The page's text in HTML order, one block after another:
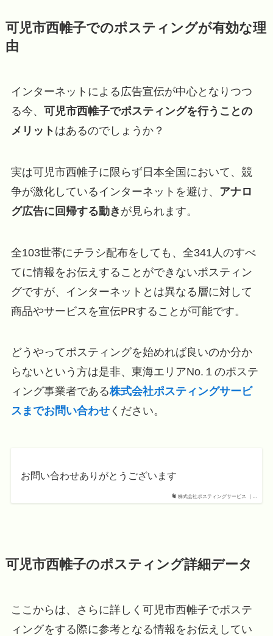
可児市西帷子でのポスティングが有効な理
由
インターネットによる広告宣伝が中心となりつつ
る今、 可児市西帷子でポスティングを行うことの
メリット はあるのでしょうか？
実は可児市西帷子に限らず日本全国において、競
争が激化しているインターネットを避け、 アナロ
グ広告に回帰する動き が見られます。
全103世帯にチラシ配布をしても、全341人のすべ
てに情報をお伝えすることができないポスティン
グですが、インターネットとは異なる層に対して
商品やサービスを宣伝PRすることが可能です。
どうやってポスティングを始めれば良いのか分か
らないという方は是非、東海エリアNo.１のポステ
ィング事業者である株式会社ポスティングサービ
スまでお問い合わせください。
株式会社ポスティングサービス ｜...
お問い合わせありがとうございます
可児市西帷子のポスティング詳細データ
ここからは、さらに詳しく可児市西帷子でポステ
ィングをする際に参考となる情報をお伝えしてい